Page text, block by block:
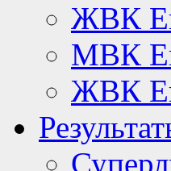
ЖВК
МВК
ЖВК